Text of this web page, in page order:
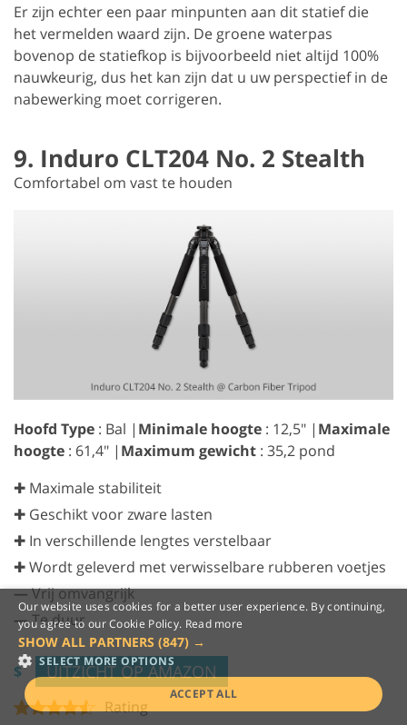
Er zijn echter een paar minpunten aan dit statief die
het vermelden waard zijn. De groene waterpas
bovenop de statiefkop is bijvoorbeeld niet altijd 100%
nauwkeurig, dus het kan zijn dat u uw perspectief in de
nabewerking moet corrigeren.
9. Induro CLT204 No. 2 Stealth
Comfortabel om vast te houden
Hoofd Type : Bal | Minimale hoogte : 12,5" | Maximale
hoogte : 61,4" | Maximum gewicht : 35,2 pond
✚ Maximale stabiliteit
✚ Geschikt voor zware lasten
✚ In verschillende lengtes verstelbaar
✚ Wordt geleverd met verwisselbare rubberen voetjes
—Vrij omvangrijk
—Te duur
$ UITZICHT OP AMAZON
Rating
Our website uses cookies for a better user experience. By continuing,
you agree to our Cookie Policy. Read more
SHOW ALL PARTNERS (847) →
SELECT MORE OPTIONS
ACCEPT ALL